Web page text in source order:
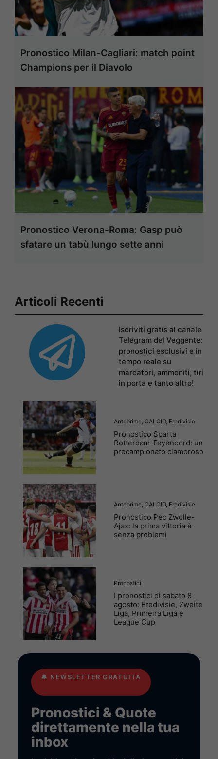
Pronostico Milan-Cagliari: match point
Champions per il Diavolo
Pronostico Verona-Roma: Gasp può
sfatare un tabù lungo sette anni
Articoli Recenti
Iscriviti gratis al canale
Telegram del Veggente:
pronostici esclusivi e in
tempo reale su
marcatori, ammoniti, tiri
in porta e tanto altro!
Anteprime CALCIO, Eredivisie
Pronostico Sparta
Rotterdam-Feyenoord: un
precampionato clamoroso
Anteprime CALCIO, Eredivisie
Pronostico Pec Zwolle-
Ajax: la prima vittoria è
senza problemi
Pronostici
I pronostici di sabato 8
agosto: Eredivisie, Zweite
Liga, Primeira Liga e
League Cup
🔔 NEWSLETTER GRATUITA
Pronostici & Quote
direttamente nella tua
inbox